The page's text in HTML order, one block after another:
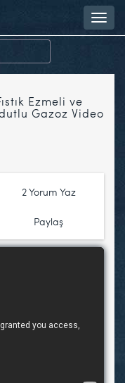
Ezmeli ve
Gazoz Video
2 Yorum Yaz
Paylaş